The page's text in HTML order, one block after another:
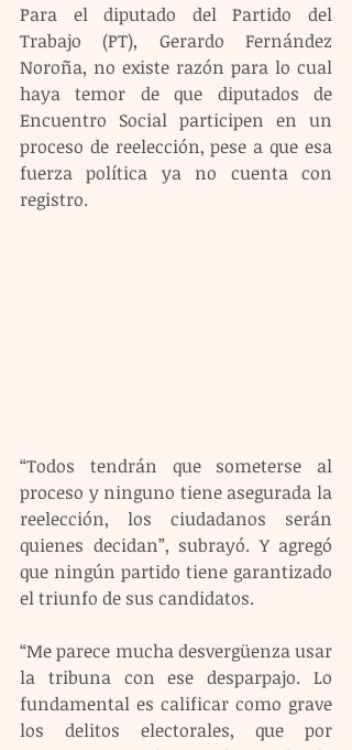
Para el diputado del Partido del
Trabajo (PT), Gerardo Fernández
Noroña, no existe razón para lo cual
haya temor de que diputados de
Encuentro Social participen en un
proceso de reelección, pese a que esa
fuerza política ya no cuenta con
registro.
“Todos tendrán que someterse al
proceso y ninguno tiene asegurada la
reelección, los ciudadanos serán
quienes decidan”, subrayó. Y agregó
que ningún partido tiene garantizado
el triunfo de sus candidatos.
“Me parece mucha desvergüenza usar
la tribuna con ese desparpajo. Lo
fundamental es calificar como grave
los delitos electorales, que por